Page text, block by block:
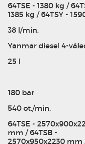
64TSE - 1380 kg /
1385 kg / 64TSY -
38 l/min.
Yanmar diesel 4-
25 l
180 bar
540 ot./min.
64TSE -
mm / 64TSB -
2570x950x2230 mm